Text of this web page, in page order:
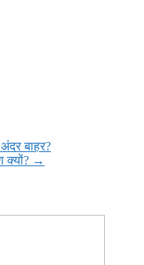
बाहर?
क्यों? →